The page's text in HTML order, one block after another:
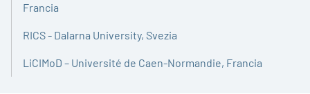
Francia
RICS - Dalarna University, Svezia
LiCIMoD – Université de Caen-Normandie, Francia